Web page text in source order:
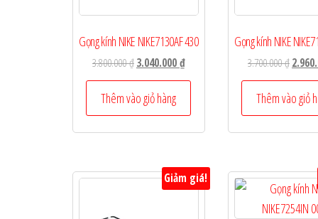
Gọng kính NIKE NIKE7130AF 430
3.800.000₫Giá
gốc
là:
3.800.000 ₫.
3.040.000₫Giá
hiện
là:
3.040.000 ₫.
Thêm vào giỏ hàng
Gọng kính NIKE
3.700.000₫Giá
gốc
là:
Thêm vào giỏ
Giảm giá!